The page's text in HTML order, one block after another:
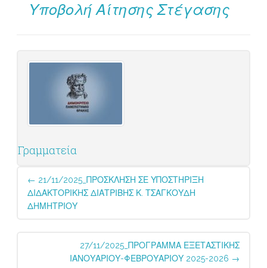
Υποβολή Αίτησης Στέγασης
Γραμματεία
Post
navigation
← 21/11/2025_ΠΡΟΣΚΛΗΣΗ ΣΕ ΥΠΟΣΤΗΡΙΞΗ
ΔΙΔΑΚΤΟΡΙΚΗΣ ΔΙΑΤΡΙΒΗΣ Κ. ΤΣΑΓΚΟΥΔΗ
ΔΗΜΗΤΡΙΟΥ
27/11/2025_ΠΡΟΓΡΑΜΜΑ ΕΞΕΤΑΣΤΙΚΗΣ
ΙΑΝΟΥΑΡΙΟΥ-ΦΕΒΡΟΥΑΡΙΟΥ 2025-2026 →